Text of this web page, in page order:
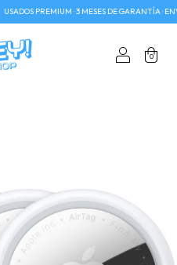
PREMIUM · 3 MESES DE GARANTÍA ·
0